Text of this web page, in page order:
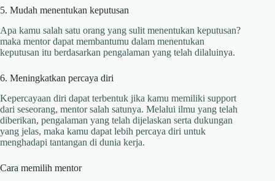
5. Mudah menentukan keputusan
Apa kamu salah satu orang yang sulit menentukan keputusan?
maka mentor dapat membantumu dalam menentukan
keputusan itu berdasarkan pengalaman yang telah dilaluinya.
6. Meningkatkan percaya diri
Kepercayaan diri dapat terbentuk jika kamu memiliki support
dari seseorang, mentor salah satunya. Melalui ilmu yang telah
diberikan, pengalaman yang telah dijelaskan serta dukungan
yang jelas, maka kamu dapat lebih percaya diri untuk
menghadapi tantangan di dunia kerja.
Cara memilih mentor